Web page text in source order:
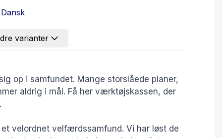
Dansk
varianter
op i samfundet. Mange storslåede planer,
aldrig i mål. Få her værktøjskassen, der
et velordnet velfærdssamfund. Vi har løst de